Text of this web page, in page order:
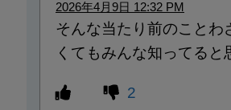
2026年4月9日 12:32 PM
そんな当たり前のことわ
くてもみんな知ってると
2